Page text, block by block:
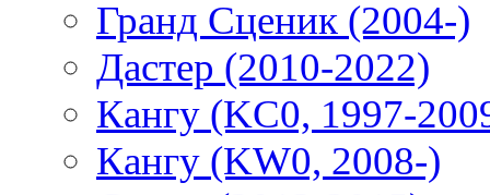
Гранд Сценик (2004-)
Дастер (2010-2022)
Кангу (KC0, 1997-
Кангу (KW0, 2008-)